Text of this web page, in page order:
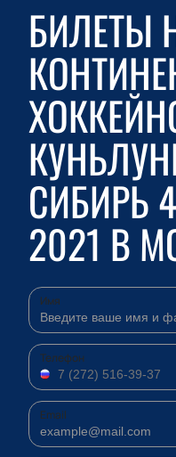
БИЛЕТЫ
СИБИРЬ
2021 В
Имя
Телефон
Email